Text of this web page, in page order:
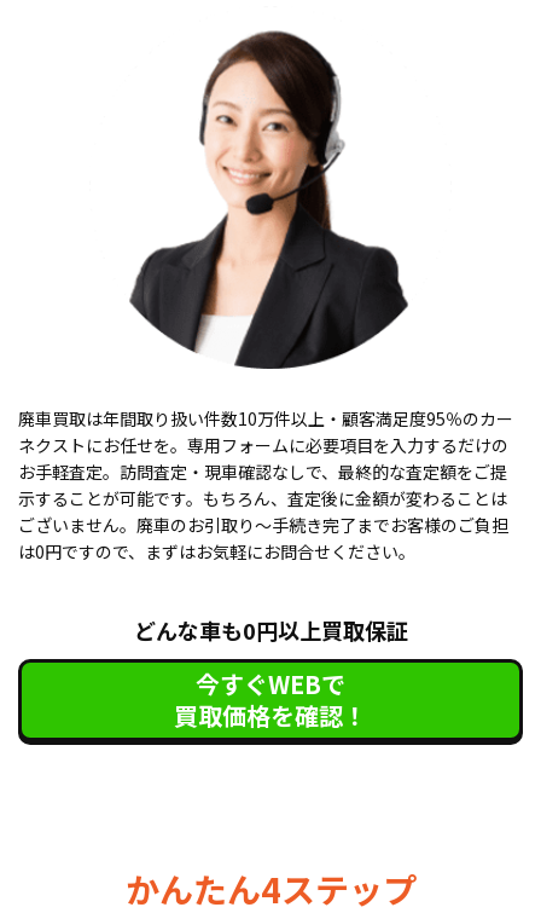
廃車買取は年間取り扱い件数10万件以上・顧客満足度95％のカー
ネクストにお任せを。専用フォームに必要項目を入力するだけの
お手軽査定。訪問査定・現車確認なしで、最終的な査定額をご提
示することが可能です。もちろん、査定後に金額が変わることは
ございません。廃車のお引取り〜手続き完了までお客様のご負担
は0円ですので、まずはお気軽にお問合せください。
どんな車も0円以上買取保証
今すぐWEBで
買取価格を確認！
かんたん4ステップ